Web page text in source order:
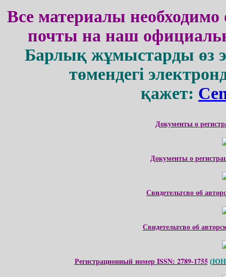
Все материалы необходимо
почты на наш
Барлық жұмыстарды өз
төмендегі
қажет:
Документы о
Документы о
Свидетельтсво об
Свидетельтсво об
Регистрационный номер ISSN: 2789-1755 (